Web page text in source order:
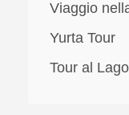
Viaggio
Yurta Tour
Tour al